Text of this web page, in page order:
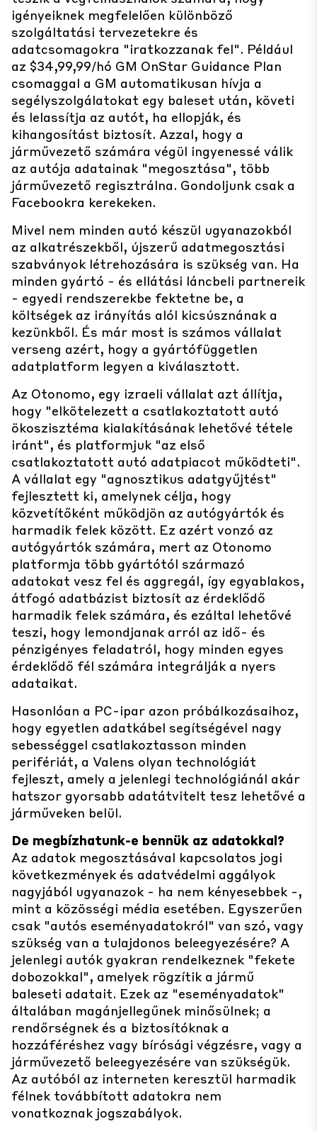
igényeiknek megfelelően különböző
szolgáltatási tervezetekre és
adatcsomagokra "iratkozzanak fel". Például
az $34,99,99/hó GM OnStar Guidance Plan
csomaggal a GM automatikusan hívja a
segélyszolgálatokat egy baleset után, követi
és lelassítja az autót, ha ellopják, és
kihangosítást biztosít. Azzal, hogy a
járművezető számára végül ingyenessé válik
az autója adatainak "megosztása", több
járművezető regisztrálna. Gondoljunk csak a
Facebookra kerekeken.
Mivel nem minden autó készül ugyanazokból
az alkatrészekből, újszerű adatmegosztási
szabványok létrehozására is szükség van. Ha
minden gyártó - és ellátási láncbeli partnereik
- egyedi rendszerekbe fektetne be, a
költségek az irányítás alól kicsúsznának a
kezünkből. És már most is számos vállalat
verseng azért, hogy a gyártófüggetlen
adatplatform legyen a kiválasztott.
Az Otonomo, egy izraeli vállalat azt állítja,
hogy "elkötelezett a csatlakoztatott autó
ökoszisztéma kialakításának lehetővé tétele
iránt", és platformjuk "az első
csatlakoztatott autó adatpiacot működteti".
A vállalat egy "agnosztikus adatgyűjtést"
fejlesztett ki, amelynek célja, hogy
közvetítőként működjön az autógyártók és
harmadik felek között. Ez azért vonzó az
autógyártók számára, mert az Otonomo
platformja több gyártótól származó
adatokat vesz fel és aggregál, így egyablakos,
átfogó adatbázist biztosít az érdeklődő
harmadik felek számára, és ezáltal lehetővé
teszi, hogy lemondjanak arról az idő- és
pénzigényes feladatról, hogy minden egyes
érdeklődő fél számára integrálják a nyers
adataikat.
Hasonlóan a PC-ipar azon próbálkozásaihoz,
hogy egyetlen adatkábel segítségével nagy
sebességgel csatlakoztasson minden
perifériát, a Valens olyan technológiát
fejleszt, amely a jelenlegi technológiánál akár
hatszor gyorsabb adatátvitelt tesz lehetővé a
járműveken belül.
De megbízhatunk-e bennük az adatokkal?
Az adatok megosztásával kapcsolatos jogi
következmények és adatvédelmi aggályok
nagyjából ugyanazok - ha nem kényesebbek -,
mint a közösségi média esetében. Egyszerűen
csak "autós eseményadatokról" van szó, vagy
szükség van a tulajdonos beleegyezésére? A
jelenlegi autók gyakran rendelkeznek "fekete
dobozokkal", amelyek rögzítik a jármű
baleseti adatait. Ezek az "eseményadatok"
általában magánjellegűnek minősülnek; a
rendőrségnek és a biztosítóknak a
hozzáféréshez vagy bírósági végzésre, vagy a
járművezető beleegyezésére van szükségük.
Az autóból az interneten keresztül harmadik
félnek továbbított adatokra nem
vonatkoznak jogszabályok.